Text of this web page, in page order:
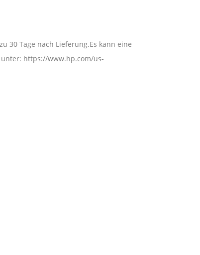
30 Tage nach Lieferung.Es kann eine
https://www.hp.com/us-